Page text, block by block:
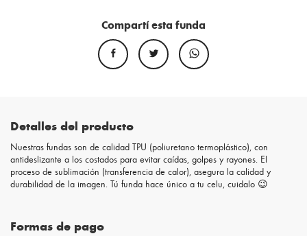
Compartí esta funda
Detalles del producto
Nuestras fundas son de calidad TPU (poliuretano termoplástico), con
antideslizante a los costados para evitar caídas, golpes y rayones. El
proceso de sublimación (transferencia de calor), asegura la calidad y
durabilidad de la imagen. Tú funda hace único a tu celu, cuidalo 😉
Formas de pago